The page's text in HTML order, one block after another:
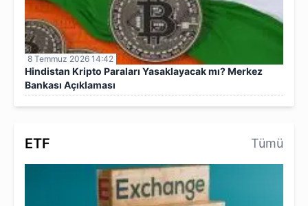
8 Temmuz 2026 14:42
Hindistan Kripto Paraları Yasaklayacak mı? Merkez
Bankası Açıklaması
ETF Tümü